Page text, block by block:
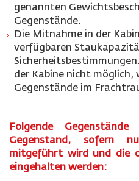
genannten
Gegenstände.
Die Mitnahme in der
verfügbaren
der Kabine nicht möglich,
Gegenstände im
Folgende
Gegenstand, sofern
mitgeführt wird und die
eingehalten werden: